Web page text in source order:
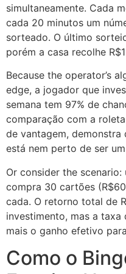
simultaneamente. Cada
cada 20 minutos um
sorteado. O último
porém a casa recolhe
Because the operator’s
edge, a jogador que
semana tem 97% de
comparação com a
de vantagem,
está nem perto de ser um
Or consider the
compra 30 cartões
cada. O retorno total de
investimento, mas a taxa
mais o ganho efetivo
Como o